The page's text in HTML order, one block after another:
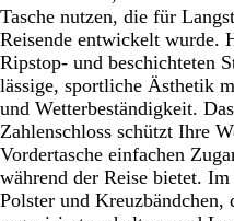
Tasche nutzen, die für
Reisende entwickelt wurde.
Ripstop- und beschichteten
lässige, sportliche Ästhetik
und Wetterbeständigkeit.
Zahlenschloss schützt Ihre
Vordertasche einfachen
während der Reise bietet.
Polster und Kreuzbändchen,